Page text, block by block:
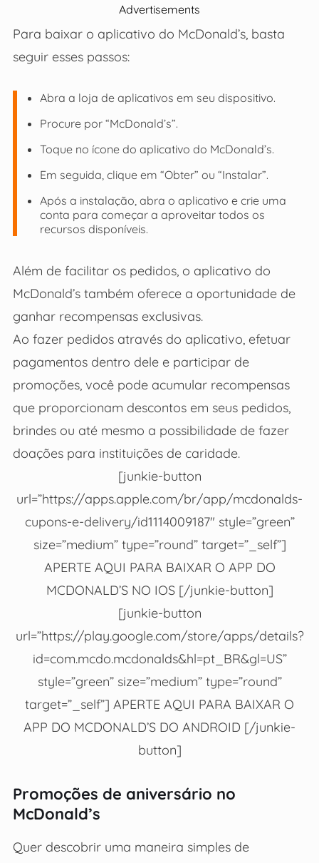
Advertisements
Para baixar o aplicativo do McDonald’s, basta
seguir esses passos:
Abra a loja de aplicativos em seu dispositivo.
Procure por “McDonald’s”.
Toque no ícone do aplicativo do McDonald’s.
Em seguida, clique em “Obter” ou “Instalar”.
Após a instalação, abra o aplicativo e crie uma
conta para começar a aproveitar todos os
recursos disponíveis.
Além de facilitar os pedidos, o aplicativo do
McDonald’s também oferece a oportunidade de
ganhar recompensas exclusivas.
Ao fazer pedidos através do aplicativo, efetuar
pagamentos dentro dele e participar de
promoções, você pode acumular recompensas
que proporcionam descontos em seus pedidos,
brindes ou até mesmo a possibilidade de fazer
doações para instituições de caridade.
[junkie-button
url=”https://apps.apple.com/br/app/mcdonalds-
cupons-e-delivery/id1114009187″ style=”green”
size=”medium” type=”round” target=”_self”]
APERTE AQUI PARA BAIXAR O APP DO
MCDONALD’S NO IOS [/junkie-button]
[junkie-button
url=”https://play.google.com/store/apps/details?
id=com.mcdo.mcdonalds&hl=pt_BR&gl=US”
style=”green” size=”medium” type=”round”
target=”_self”] APERTE AQUI PARA BAIXAR O
APP DO MCDONALD’S DO ANDROID [/junkie-
button]
Promoções de aniversário no
McDonald’s
Quer descobrir uma maneira simples de